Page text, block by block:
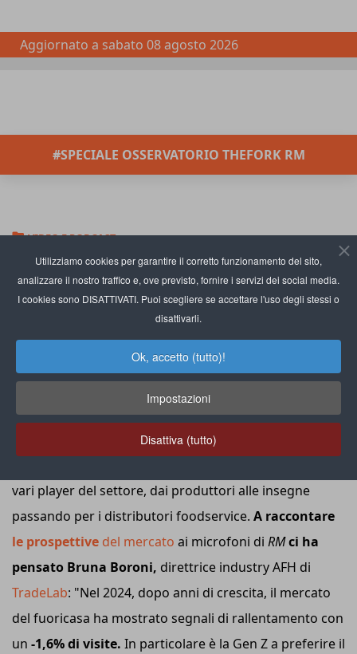
Utilizziamo cookies per garantire il corretto funzionamento del sito,
analizzare il nostro traffico e, ove previsto, fornire i servizi dei social media.
I cookies sono DISATTIVATI. Puoi scegliere se accettare l'uso degli stessi o
disattivarli.
Ok, accetto (tutto)!
Impostazioni
Disattiva (tutto)
Aggiornato a sabato 08 agosto 2026
#SPECIALE OSSERVATORIO THEFORK RM
VIDEO E PODCAST
Catene di ristorazione resilienti
in un fuoricasa che rallenta
Centromarca filiera fuoricasa-TradeLab dati fuoricasa
filiera del fuoricasa rappresenta un
consumo da 101 miliardi di euro
dati diffusi da Centromarca e TradeLab. Fra
evoluzione della domanda, criticità strutturali e
vari player del settore, dai produttori alle insegne
passando per i distributori foodservice. A raccontare
le prospettive del mercato ai microfoni di RMci ha
pensato Bruna Boroni, direttrice industry AFH di
TradeLab: "Nel 2024, dopo anni di crescita, il mercato
del fuoricasa ha mostrato segnali di rallentamento con
un -1,6% di visite. In particolare è la Gen Z a preferire il